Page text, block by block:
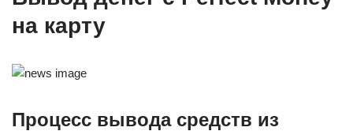
на карту
Процесс вывода средств из